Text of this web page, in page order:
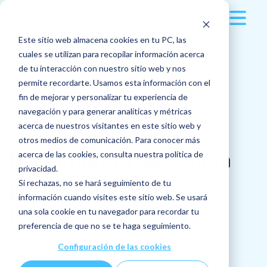
Este sitio web almacena cookies en tu PC, las
cuales se utilizan para recopilar información acerca
de tu interacción con nuestro sitio web y nos
permite recordarte. Usamos esta información con el
fin de mejorar y personalizar tu experiencia de
navegación y para generar analíticas y métricas
acerca de nuestros visitantes en este sitio web y
otros medios de comunicación. Para conocer más
acerca de las cookies, consulta nuestra política de
privacidad.
Si rechazas, no se hará seguimiento de tu
información cuando visites este sitio web. Se usará
una sola cookie en tu navegador para recordar tu
preferencia de que no se te haga seguimiento.
Configuración de las cookies
La solución
Multidispositivo
Aplicaciones
Publicaciones
Mensajería instantanea
Docs
Funcionalidades
Clientes
Sectores empresariales
Sector Alimentación
Gran Distribución
Sector Industrial
Casos de Éxito
Tarifas
Contenidos
Nuevos articulos
Las 5 etapas clave del ciclo de vida del
empleado dentro de la empresa
Descubrir
¿Por qué y cómo implantar la movilidad
interna en tu empresa?
Empresa
La empresa
Acceder a Steeple
Solicitar demostración
Las herramientas de
comunicación interna
¿Cómo elegir la
herramienta adecuada
para comunicar
internamente?